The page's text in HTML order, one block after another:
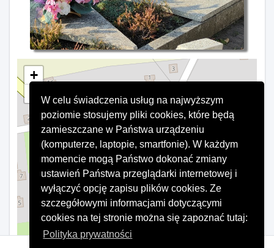
W celu świadczenia usług na najwyższym
poziomie stosujemy pliki cookies, które będą
zamieszczane w Państwa urządzeniu
(komputerze, laptopie, smartfonie). W każdym
momencie mogą Państwo dokonać zmiany
ustawień Państwa przeglądarki internetowej i
wyłączyć opcję zapisu plików cookies. Ze
szczegółowymi informacjami dotyczącymi
cookies na tej stronie można się zapoznać tutaj:
Polityka prywatności
Mogiła zbiorowa
×
+